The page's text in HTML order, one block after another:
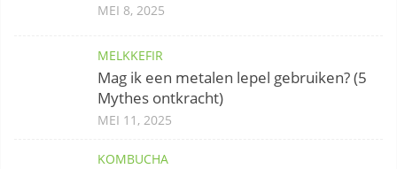
MEI 8, 2025
MELKKEFIR
Mag ik een metalen lepel gebruiken? (5
Mythes ontkracht)
MEI 11, 2025
KOMBUCHA